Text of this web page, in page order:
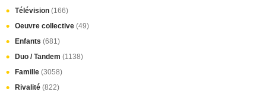
Télévision (166)
Oeuvre collective (49)
Enfants (681)
Duo / Tandem (1138)
Famille (3058)
Rivalité (822)